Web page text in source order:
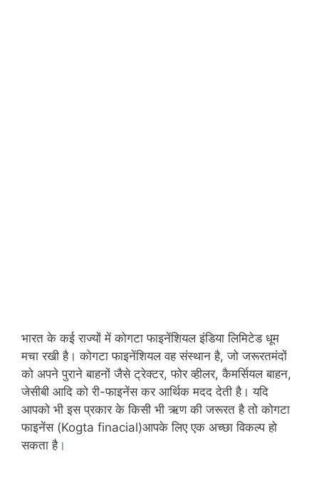
भारत के कई राज्यों में कोगटा फाइनेंशियल इंडिया लिमिटेड धूम
मचा रखी है। कोगटा फाइनेंशियल वह संस्थान है, जो जरूरतमंदों
को अपने पुराने बाहनों जैसे ट्रेक्टर, फोर व्हीलर, कैमर्सियल बाहन,
जेसीबी आदि को री-फाइनेंस कर आर्थिक मदद देती है। यदि
आपको भी इस प्रकार के किसी भी ऋण की जरूरत है तो कोगटा
फाइनेंस (Kogta finacial)आपके लिए एक अच्छा विकल्प हो
सकता है।